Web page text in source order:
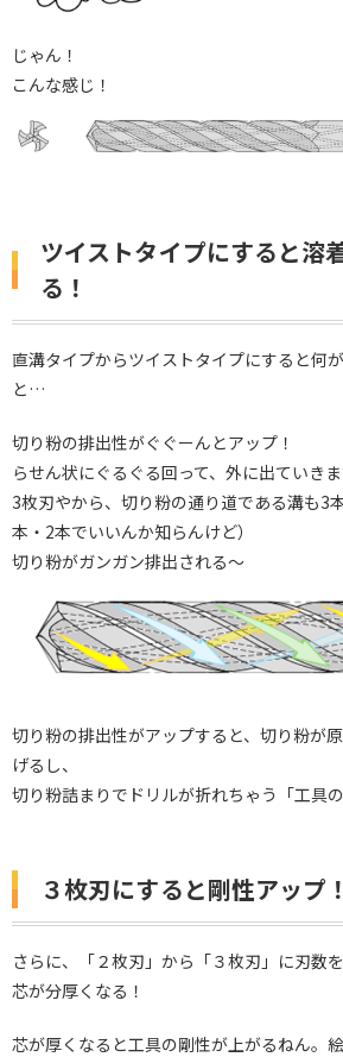
じゃん！
こんな感じ！
ツイストタイプにすると溶
る！
直溝タイプからツイストタイプにすると何
と…
切り粉の排出性がぐぐーんとアップ！
らせん状にぐるぐる回って、外に出ていきま
3枚刃やから、切り粉の通り道である溝も3
本・2本でいいんか知らんけど）
切り粉がガンガン排出される～
切り粉の排出性がアップすると、切り粉が
げるし、
切り粉詰まりでドリルが折れちゃう「工具
３枚刃にすると剛性アップ！
さらに、「２枚刃」から「３枚刃」に刃数
芯が分厚くなる！
芯が厚くなると工具の剛性が上がるねん。